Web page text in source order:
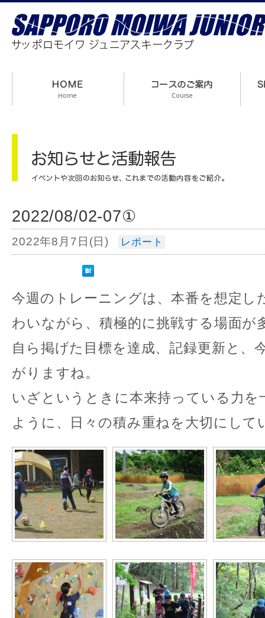
2022/08/02-07①
2022年8月7日(日) レポート
今週のトレーニングは、本番を想定し
わいながら、積極的に挑戦する場面が
自ら掲げた目標を達成、記録更新と、
がりますね。
いざというときに本来持っている力を
ように、日々の積み重ねを大切にして